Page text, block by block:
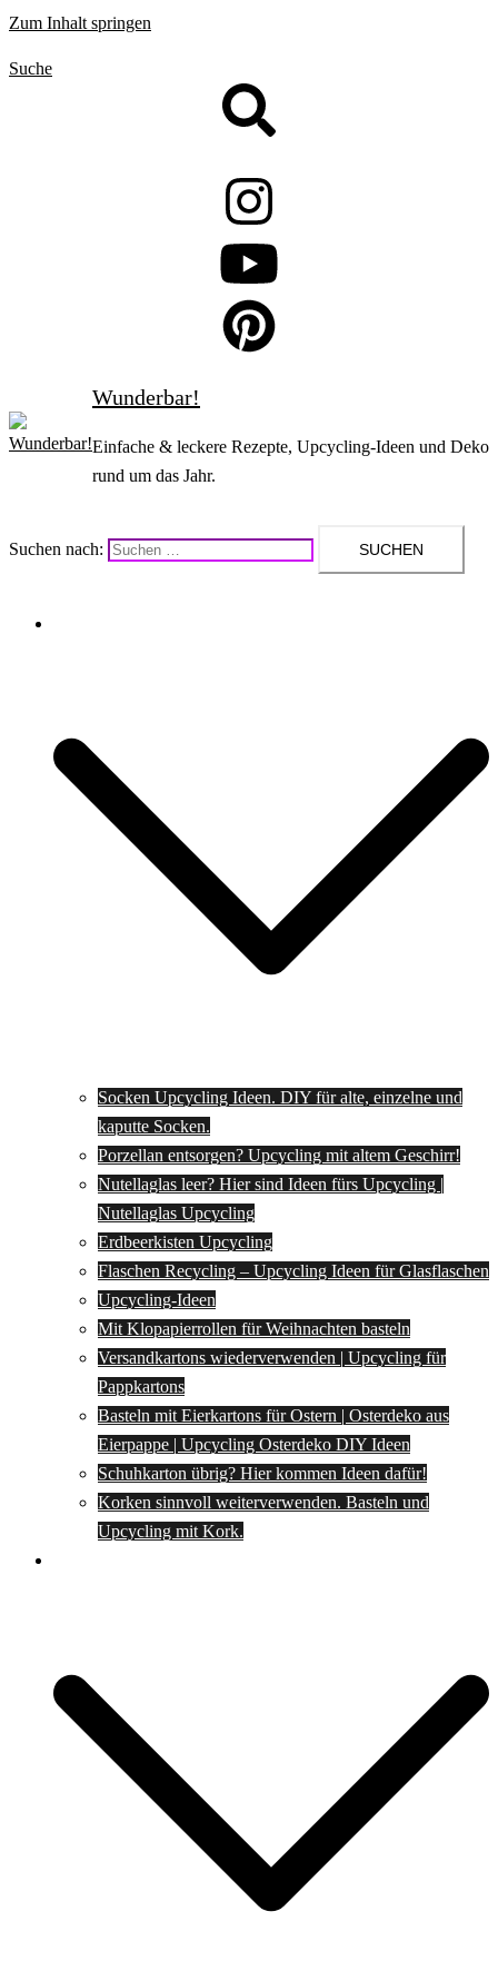
Zum Inhalt springen
Suche
Wunderbar!
Einfache & leckere Rezepte, Upcycling-Ideen und Deko
rund um das Jahr.
Suchen nach:
Socken Upcycling Ideen. DIY für alte, einzelne und
kaputte Socken.
Porzellan entsorgen? Upcycling mit altem Geschirr!
Nutellaglas leer? Hier sind Ideen fürs Upcycling |
Nutellaglas Upcycling
Erdbeerkisten Upcycling
Flaschen Recycling – Upcycling Ideen für Glasflaschen
Upcycling-Ideen
Mit Klopapierrollen für Weihnachten basteln
Versandkartons wiederverwenden | Upcycling für
Pappkartons
Basteln mit Eierkartons für Ostern | Osterdeko aus
Eierpappe | Upcycling Osterdeko DIY Ideen
Schuhkarton übrig? Hier kommen Ideen dafür!
Korken sinnvoll weiterverwenden. Basteln und
Upcycling mit Kork.